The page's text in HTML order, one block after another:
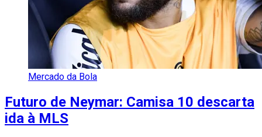
Mercado da Bola
Futuro de Neymar: Camisa 10 descarta
ida à MLS